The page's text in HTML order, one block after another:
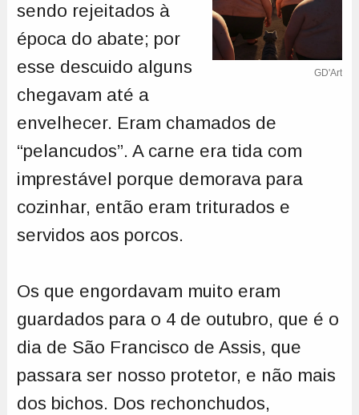
GD'Art
sendo rejeitados à
época do abate; por
esse descuido alguns
chegavam até a
envelhecer. Eram chamados de
“pelancudos”. A carne era tida com
imprestável porque demorava para
cozinhar, então eram triturados e
servidos aos porcos.
Os que engordavam muito eram
guardados para o 4 de outubro, que é o
dia de São Francisco de Assis, que
passara ser nosso protetor, e não mais
dos bichos. Dos rechonchudos,